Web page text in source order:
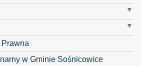
Prawna
w Gminie Sośnicowice